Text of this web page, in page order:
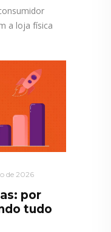
a loja física
de 2026
por
tudo